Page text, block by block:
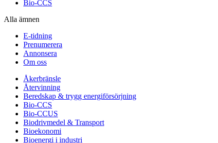
Bio-CCS
Alla ämnen
E-tidning
Prenumerera
Annonsera
Om oss
Åkerbränsle
Återvinning
Beredskap & trygg energiförsörjning
Bio-CCS
Bio-CCUS
Biodrivmedel & Transport
Bioekonomi
Bioenergi i industri